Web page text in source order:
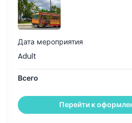
Дата мероприятия
Adult
Всего
Перейти к